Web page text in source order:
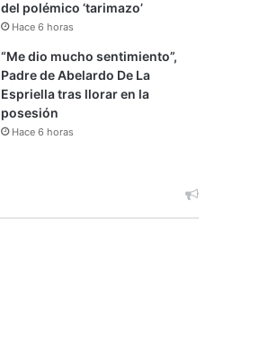
del polémico ‘tarimazo’
Hace 6 horas
“Me dio mucho sentimiento”,
Padre de Abelardo De La
Espriella tras llorar en la
posesión
Hace 6 horas